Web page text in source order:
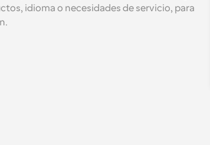
idioma o necesidades de servicio, para